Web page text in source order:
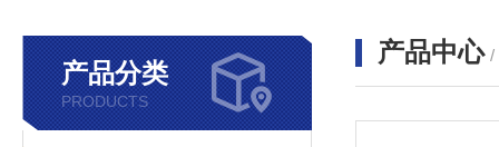
产品分类
PRODUCTS
产品中心 /